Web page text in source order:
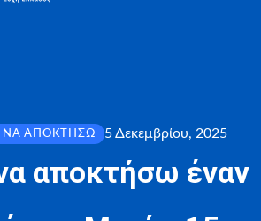
ΝΑ ΑΠΟΚΤΉΣΩ 5 Δεκεμβρίου, 2025
αποκτήσω έναν